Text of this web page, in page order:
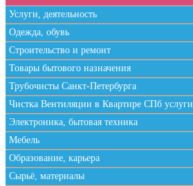
Услуги, деятельность
Одежда, обувь
Строительство и ремонт
Товары бытового назначения
Трубочисты Санкт-Петербурга
Чистка Вентиляции в Квартире СПб услуги
Электроника, бытовая техника
Мебель
Образование, карьера
Сырьё, материалы